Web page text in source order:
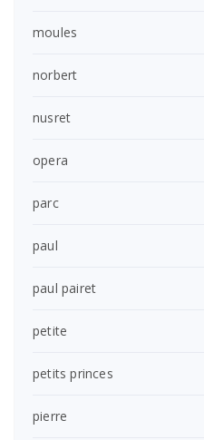
moules
norbert
nusret
opera
parc
paul
paul pairet
petite
petits princes
pierre